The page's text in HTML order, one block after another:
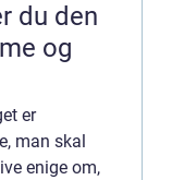
du den
og
er
man skal
enige om,